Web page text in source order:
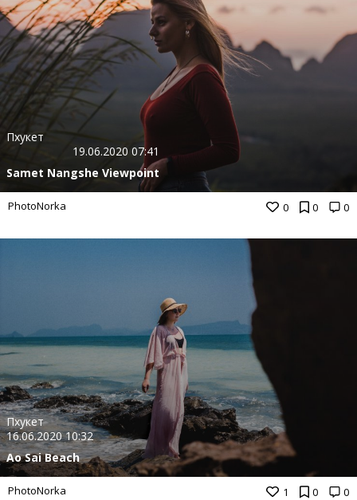
0 0 0
Пхукет
19.06.2020 07:41
Samet Nangshe Viewpoint
PhotoNorka
1 0 0
Пхукет
16.06.2020 10:32
Ao Sai Beach
PhotoNorka